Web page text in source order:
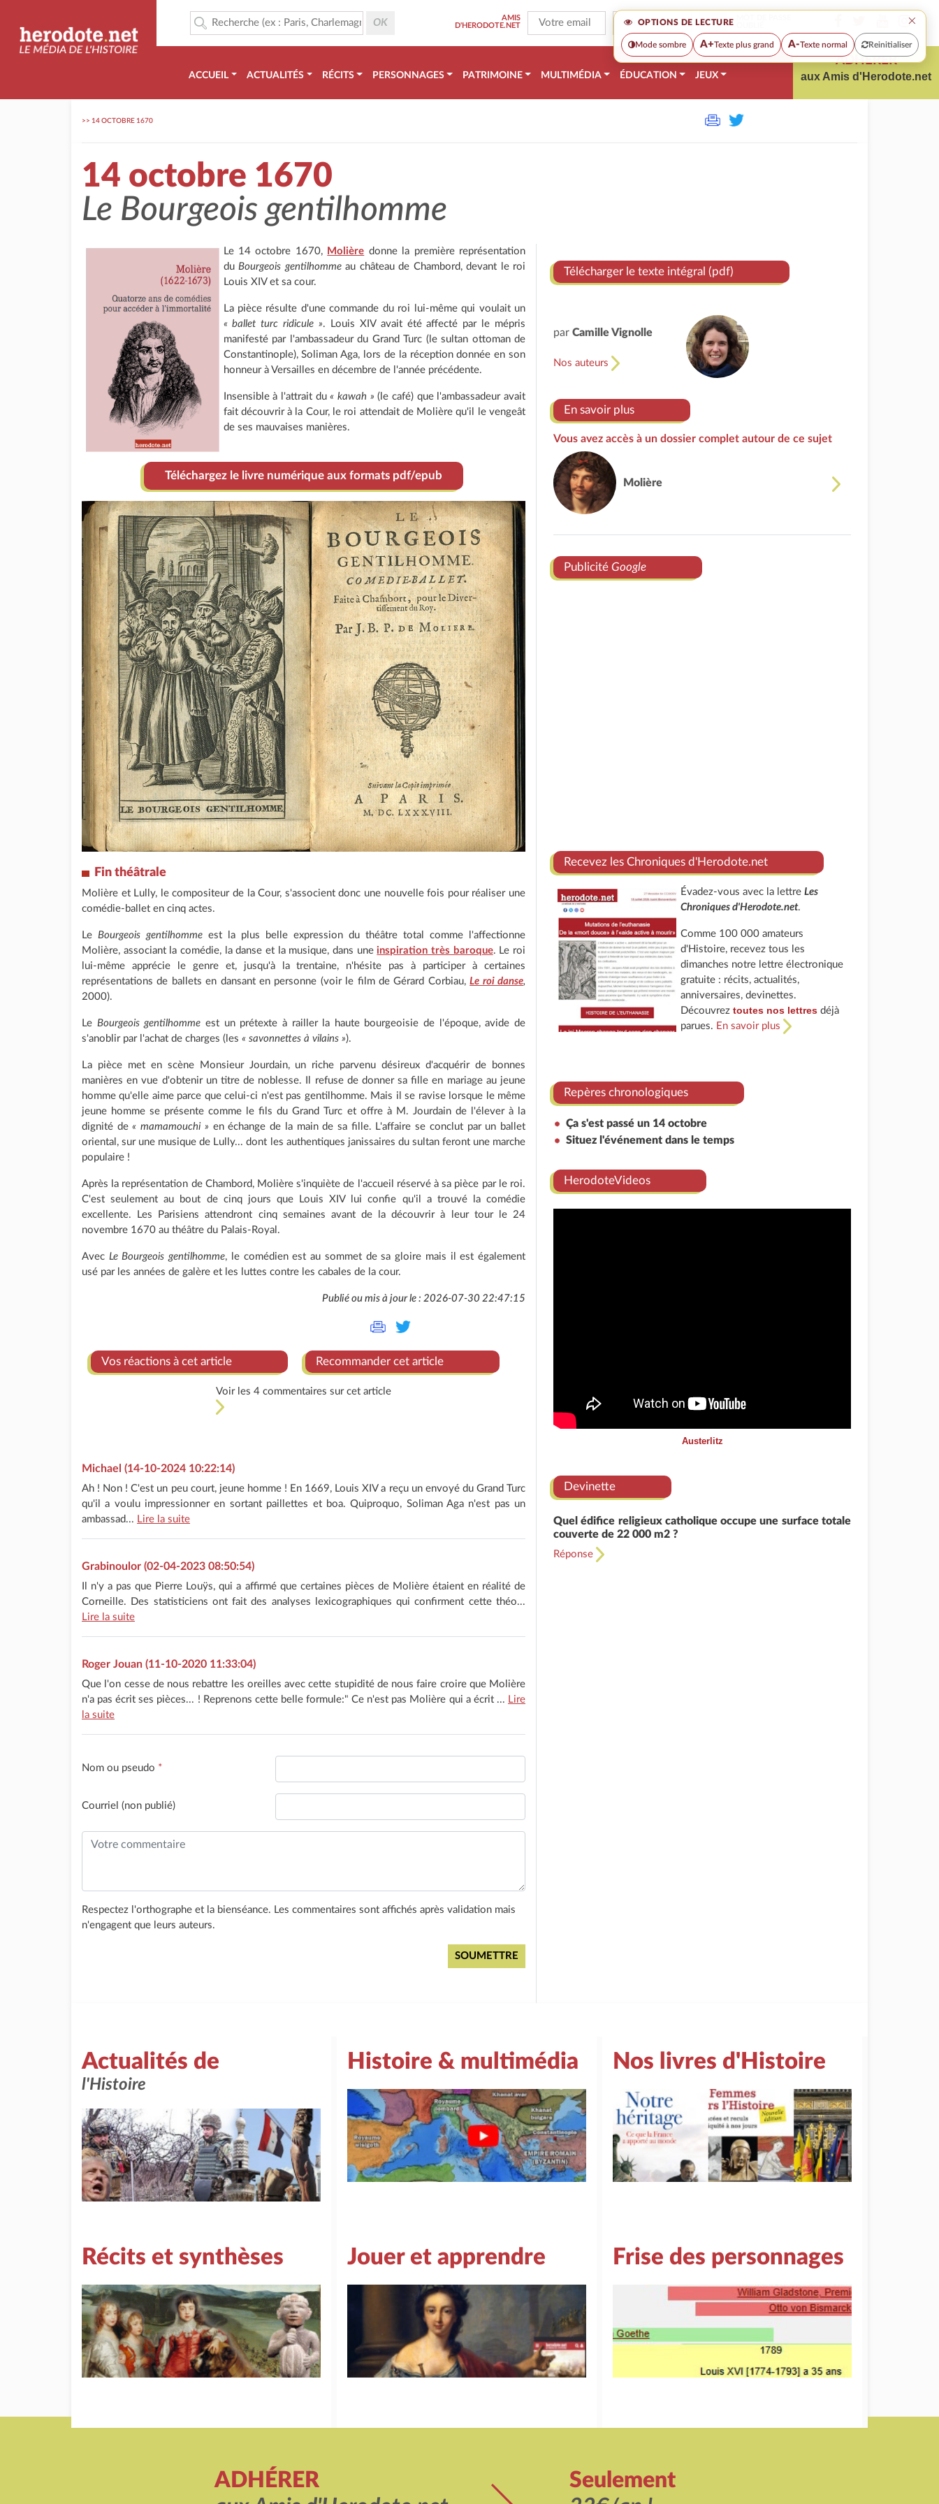
OPTIONS DE LECTURE ×
Mode sombre A+Texte plus grand A-Texte normal Reinitialiser
AMIS
D'HERODOTE.NET
ACCUEIL ACTUALITÉS RÉCITS PERSONNAGES PATRIMOINE MULTIMÉDIA ÉDUCATION JEUX
ADHÉRER
aux Amis d'Herodote.net
>> 14 OCTOBRE 1670
14 octobre 1670
Le Bourgeois gentilhomme
Le 14 octobre 1670, Molière donne la première représentation
du Bourgeois gentilhommeau château de Chambord, devant le roi
Louis XIV et sa cour.
La pièce résulte d'une commande du roi lui-même qui voulait un
« ballet turc ridicule ». Louis XIV avait été affecté par le mépris
manifesté par l'ambassadeur du Grand Turc (le sultan ottoman de
Constantinople), Soliman Aga, lors de la réception donnée en son
honneur à Versailles en décembre de l'année précédente.
Insensible à l'attrait du« kawah » (le café) que l'ambassadeur avait
fait découvrir à la Cour, le roi attendait de Molière qu'il le vengeât
de ses mauvaises manières.
Téléchargez le livre numérique aux formats pdf/epub
Fin théâtrale
Molière et Lully, le compositeur de la Cour, s'associent donc une nouvelle fois pour réaliser une
comédie-ballet en cinq actes.
Le Bourgeois gentilhomme est la plus belle expression du théâtre total comme l'affectionne
Molière, associant la comédie, la danse et la musique, dans uneinspiration très baroque. Le roi
lui-même apprécie le genre et, jusqu'à la trentaine, n'hésite pas à participer à certaines
représentations de ballets en dansant en personne (voir le film de Gérard Corbiau,Le roi danse,
2000).
Le Bourgeois gentilhomme est un prétexte à railler la haute bourgeoisie de l'époque, avide de
s'anoblir par l'achat de charges (les « savonnettes à vilains »).
La pièce met en scène Monsieur Jourdain, un riche parvenu désireux d'acquérir de bonnes
manières en vue d'obtenir un titre de noblesse. Il refuse de donner sa fille en mariage au jeune
homme qu'elle aime parce que celui-ci n'est pas gentilhomme. Mais il se ravise lorsque le même
jeune homme se présente comme le fils du Grand Turc et offre à M. Jourdain de l'élever à la
dignité de« mamamouchi » en échange de la main de sa fille. L'affaire se conclut par un ballet
oriental, sur une musique de Lully... dont les authentiques janissaires du sultan feront une marche
populaire !
Après la représentation de Chambord, Molière s'inquiète de l'accueil réservé à sa pièce par le roi.
C'est seulement au bout de cinq jours que Louis XIV lui confie qu'il a trouvé la comédie
excellente. Les Parisiens attendront cinq semaines avant de la découvrir à leur tour le 24
novembre 1670 au théâtre du Palais-Royal.
Avec Le Bourgeois gentilhomme, le comédien est au sommet de sa gloire mais il est également
usé par les années de galère et les luttes contre les cabales de la cour.
Publié ou mis à jour le : 2026-07-30 22:47:15
Vos réactions à cet article Recommander cet article
Voir les 4 commentaires sur cet article
Michael (14-10-2024 10:22:14)
Ah ! Non ! C'est un peu court, jeune homme ! En 1669, Louis XIV a reçu un envoyé du Grand Turc
qu'il a voulu impressionner en sortant paillettes et boa. Quiproquo, Soliman Aga n'est pas un
ambassad... Lire la suite
Grabinoulor (02-04-2023 08:50:54)
Il n'y a pas que Pierre Louÿs, qui a affirmé que certaines pièces de Molière étaient en réalité de
Corneille. Des statisticiens ont fait des analyses lexicographiques qui confirment cette théo...
Lire la suite
Roger Jouan (11-10-2020 11:33:04)
Que l'on cesse de nous rebattre les oreilles avec cette stupidité de nous faire croire que Molière
n'a pas écrit ses pièces... ! Reprenons cette belle formule:" Ce n'est pas Molière qui a écrit ... Lire
la suite
Nom ou pseudo *
Courriel (non publié)
Respectez l'orthographe et la bienséance. Les commentaires sont affichés après validation mais
n'engagent que leurs auteurs.
Télécharger le texte intégral (pdf)
par Camille Vignolle
Nos auteurs
En savoir plus
Vous avez accès à un dossier complet autour de ce sujet
Molière
Publicité Google
Recevez les Chroniques d'Herodote.net
Évadez-vous avec la lettreLes
Chroniques d'Herodote.net.
Comme 100 000 amateurs
d'Histoire, recevez tous les
dimanches notre lettre électronique
gratuite : récits, actualités,
anniversaires, devinettes.
Découvreztoutes nos lettres déjà
parues. En savoir plus
Repères chronologiques
Ça s'est passé un 14 octobre
Situez l'événement dans le temps
HerodoteVideos
Austerlitz
Devinette
Quel édifice religieux catholique occupe une surface totale
couverte de 22 000 m2 ?
Réponse
Actualités de
l'Histoire
Histoire & multimédia Nos livres d'Histoire
Récits et synthèses Jouer et apprendre Frise des personnages
ADHÉRER
Seulement